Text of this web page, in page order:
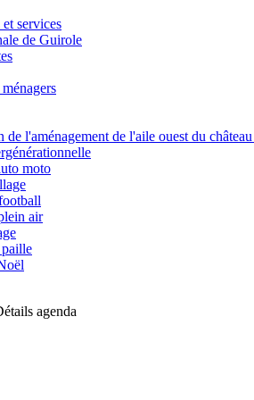
services
de Guirole
de l'aménagement de l'aile ouest du
moto
air
agenda